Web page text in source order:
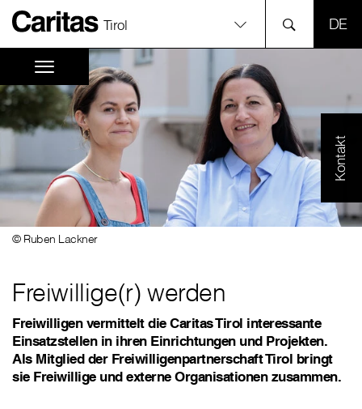
Tirol
Kontakt
© Ruben Lackner
Freiwillige(r) werden
Freiwilligen vermittelt die Caritas Tirol interessante
Einsatzstellen in ihren Einrichtungen und Projekten.
Als Mitglied der Freiwilligenpartnerschaft Tirol bringt
sie Freiwillige und externe Organisationen zusammen.